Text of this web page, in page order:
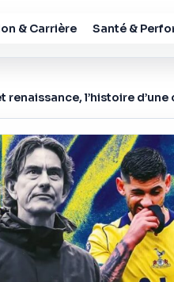
& Carrière Santé &
renaissance, l’histoire